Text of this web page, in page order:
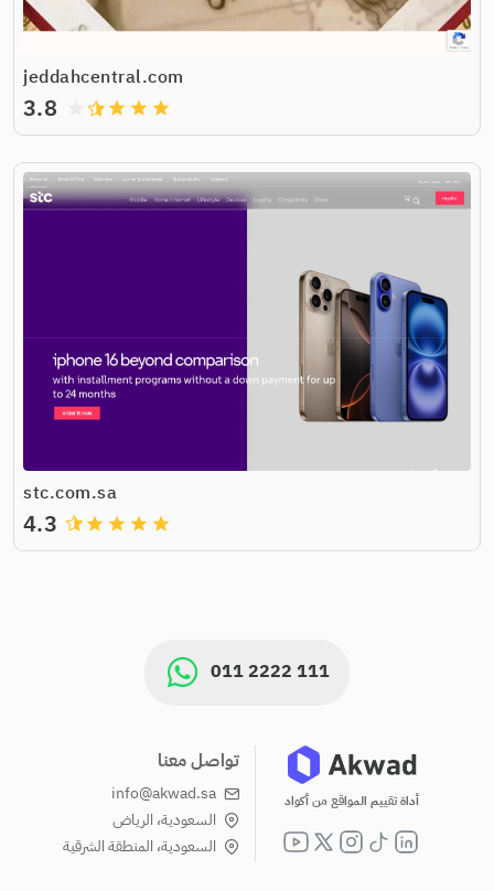
jeddahcentral.com
grade
grade
grade
3.8
stc.com.sa
grade
grade
grade
grade
4.3
011 2222 111
أداة تقييم المواقع من أكواد
تواصل معنا
info@akwad.sa
السعودية، الرياض
السعودية، المنطقة الشرقية